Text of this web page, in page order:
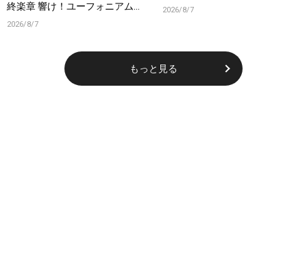
終楽章 響け！ユーフォニアム』
前編の一挙上映が決定！
2026/8/7
2026/8/7
もっと見る